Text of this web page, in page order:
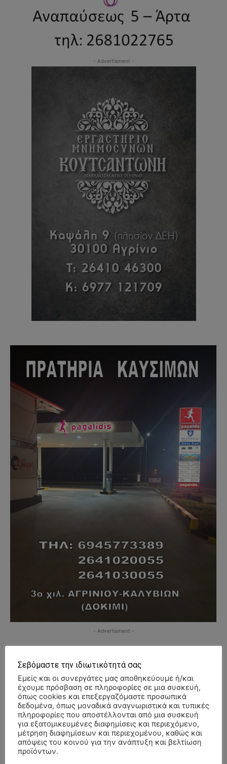
- Advertisment -
- Advertisment -
Σεβόμαστε την ιδιωτικότητά σας
Εμείς και οι συνεργάτες μας αποθηκεύουμε ή/και
έχουμε πρόσβαση σε πληροφορίες σε μια συσκευή,
όπως cookies και επεξεργαζόμαστε προσωπικά
δεδομένα, όπως μοναδικά αναγνωριστικά και τυπικές
πληροφορίες που αποστέλλονται από μια συσκευή
για εξατομικευμένες διαφημίσεις και περιεχόμενο,
μέτρηση διαφημίσεων και περιεχομένου, καθώς και
απόψεις του κοινού για την ανάπτυξη και βελτίωση
προϊόντων.